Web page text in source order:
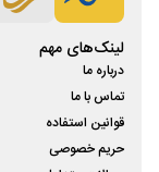
لینک‌های مهم
درباره ما
تماس با ما
قوانین استفاده
حریم خصوصی